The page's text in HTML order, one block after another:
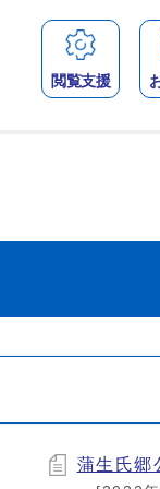
閲覧支援
蒲生氏郷